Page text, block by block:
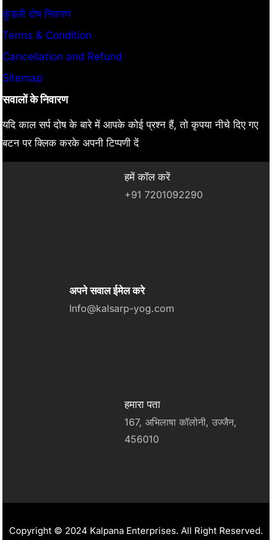
कुंडली दोष निवारण
Terms & Condition
Cancellation and Refund
Sitemap
सवालों के निवारण
यदि काल सर्प दोष के बारे में आपके कोई प्रश्न हैं, तो कृपया नीचे दिए गए
बटन पर क्लिक करके अपनी टिप्पणी दें
हमें कॉल करें
+91 7201092290
अपने सवाल ईमेल करे
Info@kalsarp-yog.com
हमारा पता
167, अभिलाषा कॉलोनी, उज्जैन,
456010
Copyright © 2024 Kalpana Enterprises. All Right Reserved.